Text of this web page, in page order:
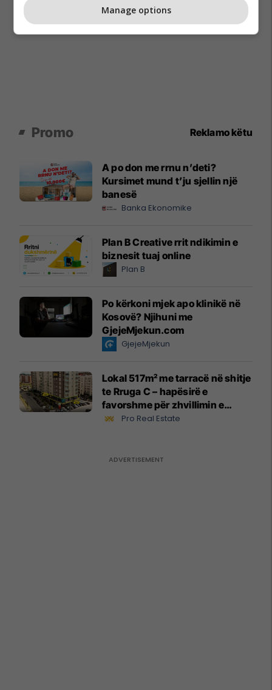
Promo Reklamo këtu
A po don me rrnu n’deti?
Kursimet mund t’ju sjellin një
banesë
Banka Ekonomike
Plan B Creative rrit ndikimin e
biznesit tuaj online
Plan B
Po kërkoni mjek apo klinikë në
Kosovë? Njihuni me
GjejeMjekun.com
GjejeMjekun
Lokal 517m² me tarracë në shitje
te Rruga C – hapësirë e
favorshme për zhvillimin e
biznesit #15796
Pro Real Estate
Manage options